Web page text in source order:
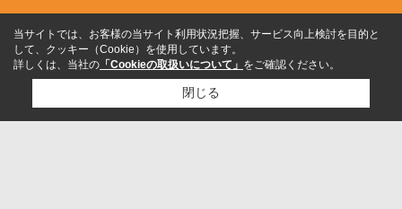
当サイトでは、お客様の当サイト利用状況把握、サービス向上検討を目的と
して、クッキー（Cookie）を使用しています。
詳しくは、当社の 「Cookieの取扱いについて」 をご確認ください。
閉じる